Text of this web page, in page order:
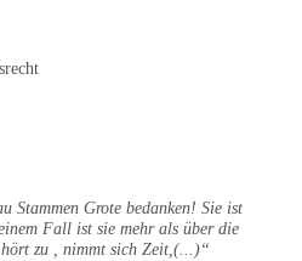
Stammen Grote bedanken! Sie ist
Fall ist sie mehr als über die
zu , nimmt sich Zeit,(...)